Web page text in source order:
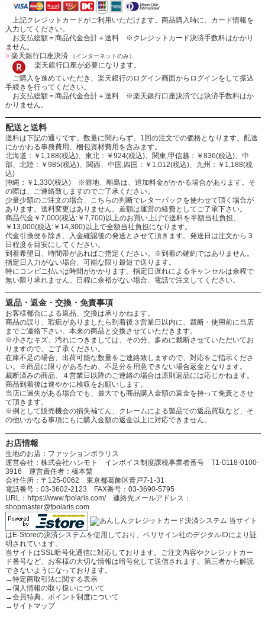
上記クレジットカードがご利用いただけます。商品購入時に、カード情報を
入力してください。
お支払総額＝商品代金合計＋送料 ※クレジットカード決済手数料はかかり
ません。
○楽天銀行口座決済 （インターネットのみ）
楽天銀行口座が必要になります。
ご購入を進めていただき、楽天銀行のログイン画面からログインをして振込
手続きを行ってください。
お支払総額＝商品代金合計＋送料 ※楽天銀行口座決済では決済手数料はか
かりません。
配送と送料
送料は下記の通りです。数量に関わらず、1回の注文での価格となります。配送
にかかわる事務費用、梱包資材費用を含みます。
北海道：￥1,188(税込)、東北：￥924(税込)、関東,甲信越：￥836(税込)、中
部、北陸：￥985(税込)、関西、中国,四国：￥1,012(税込)、九州：￥1,188(税
込)
沖縄：￥1,330(税込) ※僻地、離島は、追加料金がかかる場合があります。そ
の際は、ご連絡致しますのでご了承ください。
少量少額のご注文の場合、こちらの判断でレターパックを使わせて頂く場合が
あります。送料変更はありません。差額は運営の経費としてご了承下さい。
商品代金￥7,000(税込:￥7,700)以上のお買い上げで送料を半額当社負担、
￥13,000(税込:￥14,300)以上で全額当社負担になります。
代金引換便を除き、入金確認後の発送とさせて頂きます。発送日は注文から３
日程度を目安にしてください。
到着希望日、時間帯があればご指定ください。※到着の確約ではありません。
指定日入力がない場合、可能な限り最短で送ります。
特にコンビニ払いは時間がかかります。指定日遅れによるキャンセルは余程で
無い限り承れません。日程に余裕がない場合、電話で注文してください。
返品・返金・交換・免責事項
お客様都合による返品、交換は承りかねます。
商品の誤り、瑕疵がありましたら到着後３営業日以内に、裁断・使用前に当店
までご連絡下さい。本来の商品と交換させていただきます。
※小さなキズ、汚れにつきましては、その分、多めに裁断させていただいてお
りますので、ご了承ください。
在庫不足の場合、出荷可能な数量をご連絡致しますので、対応をご指示くださ
い。※商品に限りがあるため、不足分を用意できない場合返金となります。
裁断済みの商品、４営業日以降のご連絡の場合は原則返品には応じかねます。
商品到着後は速やかに検収をお願いします。
当店に過失がある場合でも、最大でも商品購入金額の返金を持って免責とさせ
て頂きます。
※例として販売機会の損失補てん、クレームによる製品での返品買取など、そ
の他いかなる事項にもに購入金額の返金以上に対応できません。
お店情報
生地のお店：ファッションポラリス
運営会社：株式会社ハシモト インボイス制度課税事業者番号 T1-0118-0100-
3916 運営責任者：橋本繁
会社住所：〒125-0062 東京都葛飾区青戸7-1-31
電話番号：03-3602-2123 FAX番号：03-3690-5795
URL：https://www.fpolaris.com/ 連絡先メールアドレス：
shopmaster@fpolaris.com
当サイト
はE-Storeの決済システムを使用しており、ベリサイン社のデジタルIDにより証
明されています。
当サイトはSSL暗号化通信に対応しております。ご注文内容やクレジットカー
ド番号など、お客様の大切な情報は暗号化して送信されます。第三者から解読
できないようになっております。
→特定商取引法に関する表示
→個人情報の取り扱いについて
→会員特典、ポイント制度について
→サイトマップ